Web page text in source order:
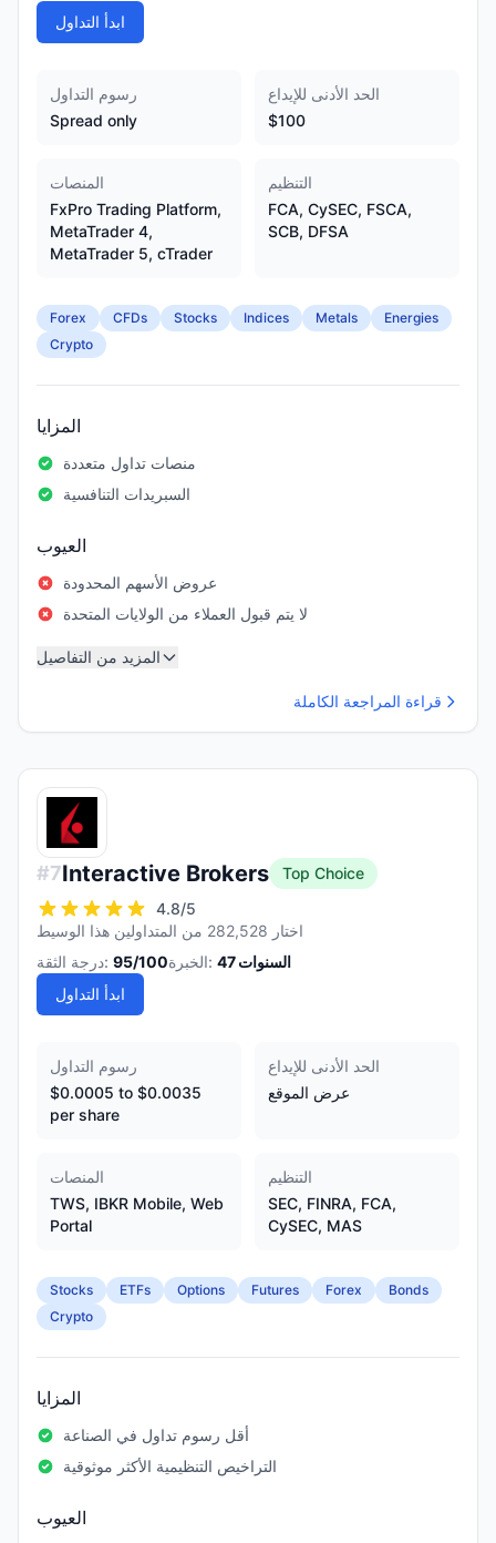
ابدأ التداول
رسوم التداول
Spread only
الحد الأدنى للإيداع
$100
المنصات
FxPro Trading Platform,
MetaTrader 4,
MetaTrader 5, cTrader
التنظيم
FCA, CySEC, FSCA,
SCB, DFSA
Forex CFDs Stocks Indices Metals
Energies
Crypto
المزايا
منصات تداول متعددة
السبريدات التنافسية
العيوب
عروض الأسهم المحدودة
لا يتم قبول العملاء من الولايات المتحدة
المزيد من التفاصيل
قراءة المراجعة الكاملة
#7Interactive Brokers
Top Choice
4.8/5
اختار 282,528 من المتداولين هذا الوسيط
درجة الثقة: 95/100 الخبرة: 47 السنوات
ابدأ التداول
رسوم التداول
$0.0005 to $0.0035
per share
الحد الأدنى للإيداع
عرض الموقع
المنصات
TWS, IBKR Mobile, Web
Portal
التنظيم
SEC, FINRA, FCA,
CySEC, MAS
Stocks ETFs Options Futures Forex
Bonds
Crypto
المزايا
أقل رسوم تداول في الصناعة
التراخيص التنظيمية الأكثر موثوقية
العيوب